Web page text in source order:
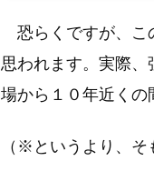
恐らくですが、こ
思われます。実際、
場から１０年近くの
（※というより、そ